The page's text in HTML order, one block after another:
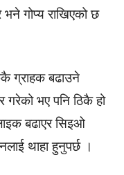
गोप्य राखिएको छ
ग्राहक बढाउने
गरेको भए पनि ठिकै हो
बढाएर सिइओ
थाहा हुनुपर्छ ।